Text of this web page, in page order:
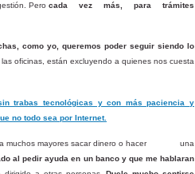
Pero cada vez más, para trámites
como yo, queremos poder seguir siendo lo
oficinas, están excluyendo a quienes nos cuesta
trabas tecnológicas y con más paciencia y
no todo sea por Internet.
mayores sacar dinero o hacer
una
al pedir ayuda en un banco y que me hablaran